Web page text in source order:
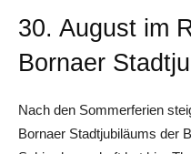
30. August im
Bornaer
Nach den Sommerferien
Bornaer Stadtjubiläums der